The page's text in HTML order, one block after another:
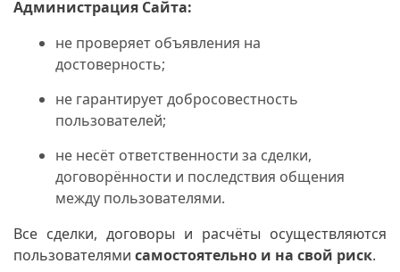
Администрация Сайта:
не проверяет объявления на
достоверность;
не гарантирует добросовестность
пользователей;
не несёт ответственности за сделки,
договорённости и последствия общения
между пользователями.
Все сделки, договоры и расчёты осуществляются
пользователями самостоятельно и на свой риск.